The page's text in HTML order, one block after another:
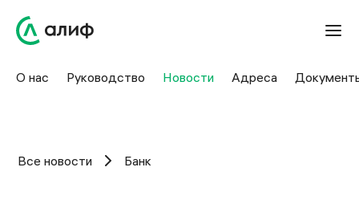
О нас Руководство Новости Адреса
Все новости Банк